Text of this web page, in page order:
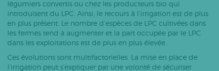
légumiers convertis ou chez les producteurs bio qui
introduisent du LPC. Ainsi, le recours à l’irrigation est de plus
en plus présent. Le nombre d’espèces de LPC cultivées dans
les fermes tend à augmenter et la part occupée par le LPC
dans les exploitations est de plus en plus élevée.
Ces évolutions sont multifactorielles. La mise en place de
l’irrigation peut s’expliquer par une volonté de sécuriser